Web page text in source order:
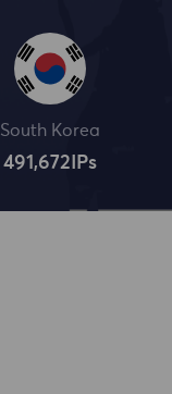
South Korea
491,672 IPs